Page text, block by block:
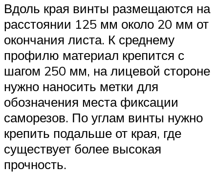
Вдоль края винты размещаются на
расстоянии 125 мм около 20 мм от
окончания листа. К среднему
профилю материал крепится с
шагом 250 мм, на лицевой стороне
нужно наносить метки для
обозначения места фиксации
саморезов. По углам винты нужно
крепить подальше от края, где
существует более высокая
прочность.